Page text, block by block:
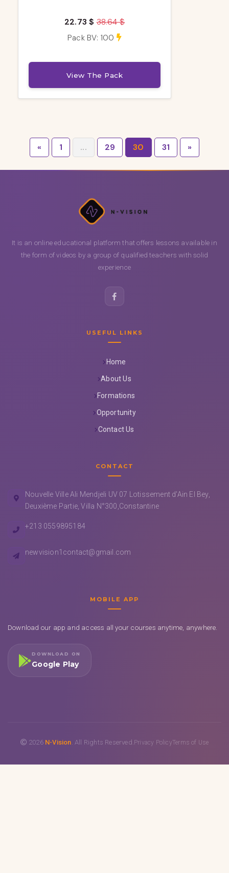
22.73 $ 38.64 $
Pack BV: 100
View The Pack
« 1 ... 29 30 31 »
It is an online educational platform that offers lessons available in
the form of videos by a group of qualified teachers with solid
experience
USEFUL LINKS
Home
About Us
Formations
Opportunity
Contact Us
CONTACT
Nouvelle Ville Ali Mendjeli UV 07 Lotissement d'Ain El Bey,
Deuxième Partie, Villa N°300,Constantine
+213 0559895184
newvision1contact@gmail.com
MOBILE APP
Download our app and access all your courses anytime, anywhere.
DOWNLOAD ON
Google Play
2026 N-Vision . All Rights Reserved. Privacy PolicyTerms of Use